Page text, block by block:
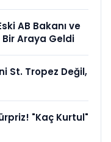
AB Bakanı ve
Bir Araya Geldi
St. Tropez Değil,
"Kaç Kurtul"